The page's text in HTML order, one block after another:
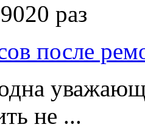
9020 раз
после
не ...